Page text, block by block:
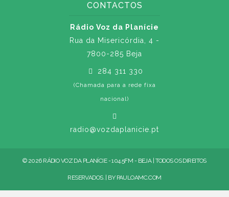
CONTACTOS
Rádio Voz da Planície
Rua da Misericórdia, 4 -
7800-285 Beja
284 311 330
(Chamada para a rede fixa
nacional)
radio@vozdaplanicie.pt
© 2026 RÁDIO VOZ DA PLANÍCIE - 104.5FM - BEJA | TODOS OS DIREITOS
RESERVADOS. | BY PAULOAMC.COM